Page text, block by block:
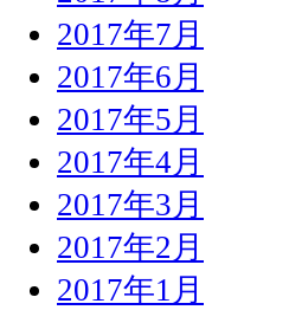
2017年7月
2017年6月
2017年5月
2017年4月
2017年3月
2017年2月
2017年1月